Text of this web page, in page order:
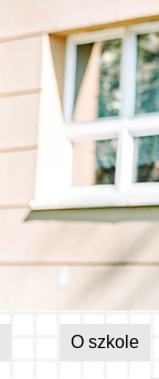
O szkole